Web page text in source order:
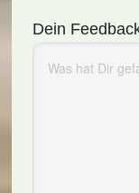
Dein